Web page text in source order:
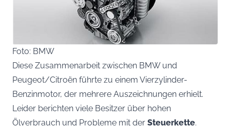
Foto: BMW
Diese Zusammenarbeit zwischen BMW und
Peugeot/Citroën führte zu einem Vierzylinder-
Benzinmotor, der mehrere Auszeichnungen erhielt.
Leider berichten viele Besitzer über hohen
Ölverbrauch und Probleme mit der Steuerkette.